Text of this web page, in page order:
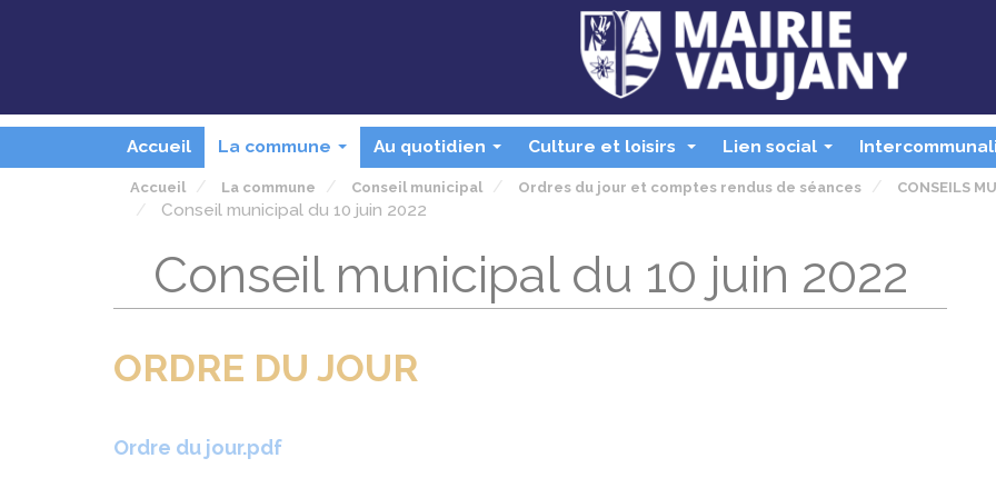
Accueil La commune Conseil municipal Ordres du jour et comptes rendus de séances CONSEILS
Conseil municipal du 10 juin 2022
Conseil municipal du 10 juin 2022
ORDRE DU JOUR
Ordre du jour.pdf
Accueil La commune Au quotidien Culture et loisirs Lien social